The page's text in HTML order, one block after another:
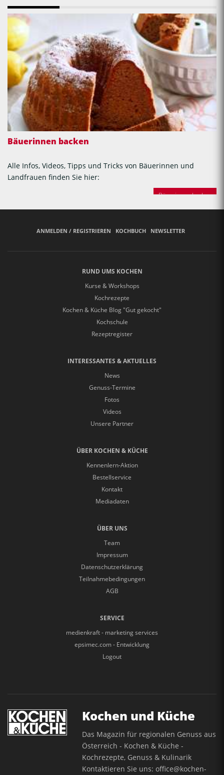
Bäuerinnen backen
Alle Infos, Videos, Tipps und Tricks von Bäuerinnen und
Landfrauen finden Sie hier:
Bäuerinnen backen
ANMELDEN / REGISTRIEREN KOCHBUCH NEWSLETTER
RUND UMS KOCHEN
Kurse & Workshops
Kochrezepte
Kochen & Küche Blog "Gut gekocht"
Kochschule
Rezeptregister
INTERESSANTES & AKTUELLES
News
Genuss-Termine
Fotos
Videos
Unsere Partner
ÜBER KOCHEN & KÜCHE
Kennenlern-Aktion
Bestellservice
Kontakt
Mediadaten
ÜBER UNS
Team
Impressum
Datenschutzerklärung
Teilnahmebedingungen
AGB
SERVICE
medienkraft - marketing services
epsimec.com - Entwicklung
Logout
Kochen und Küche
Das Magazin für regionalen Genuss aus
Österreich - Kochen & Küche -
Kochrezepte, Genuss & Kulinarik
Kontaktieren Sie uns:office@kochen-